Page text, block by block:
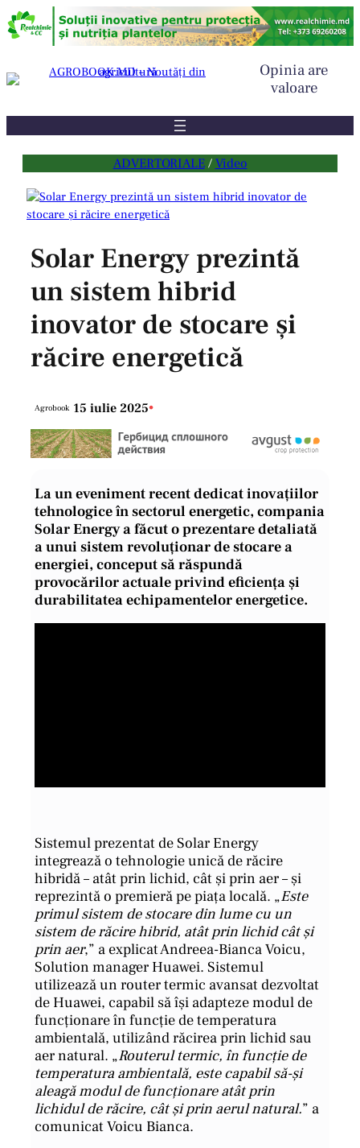
Sari
la
Opinia are
valoare
ADVERTORIALE / Video
Solar Energy prezintă
un sistem hibrid
inovator de stocare și
răcire energetică
Agrobook 15 iulie 2025•
La un eveniment recent dedicat inovațiilor
tehnologice în sectorul energetic, compania
Solar Energy a făcut o prezentare detaliată
a unui sistem revoluționar de stocare a
energiei, conceput să răspundă
provocărilor actuale privind eficiența și
durabilitatea echipamentelor energetice.
Sistemul prezentat de Solar Energy
integrează o tehnologie unică de răcire
hibridă – atât prin lichid, cât și prin aer – și
reprezintă o premieră pe piața locală. „Este
primul sistem de stocare din lume cu un
sistem de răcire hibrid, atât prin lichid cât și
prin aer,” a explicat Andreea-Bianca Voicu,
Solution manager Huawei. Sistemul
utilizează un router termic avansat dezvoltat
de Huawei, capabil să își adapteze modul de
funcționare în funcție de temperatura
ambientală, utilizând răcirea prin lichid sau
aer natural. „Routerul termic, în funcție de
temperatura ambientală, este capabil să-și
aleagă modul de funcționare atât prin
lichidul de răcire, cât și prin aerul natural.” a
comunicat Voicu Bianca.